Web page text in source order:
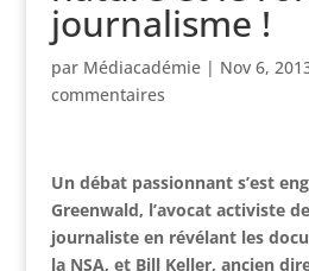
journalisme !
par Médiacadémie| Nov 6,
commentaires
Un débat passionnant s’est
Greenwald, l’avocat activiste
journaliste en révélant les
la NSA, et Bill Keller, ancien